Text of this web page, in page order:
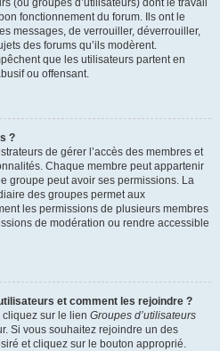
(ou groupes d’utilisateurs) dont le travail
fonctionnement du forum. Ils ont le
messages, de verrouiller, déverrouiller,
des forums qu’ils modèrent.
que les utilisateurs partent en
ou offensant.
?
de gérer l’accès des membres et
Chaque membre peut appartenir
groupe peut avoir ses permissions. La
des groupes permet aux
les permissions de plusieurs membres
de modération ou rendre accessible
et comment les rejoindre ?
sur le lien Groupes d’utilisateurs
Si vous souhaitez rejoindre un des
et cliquez sur le bouton approprié.